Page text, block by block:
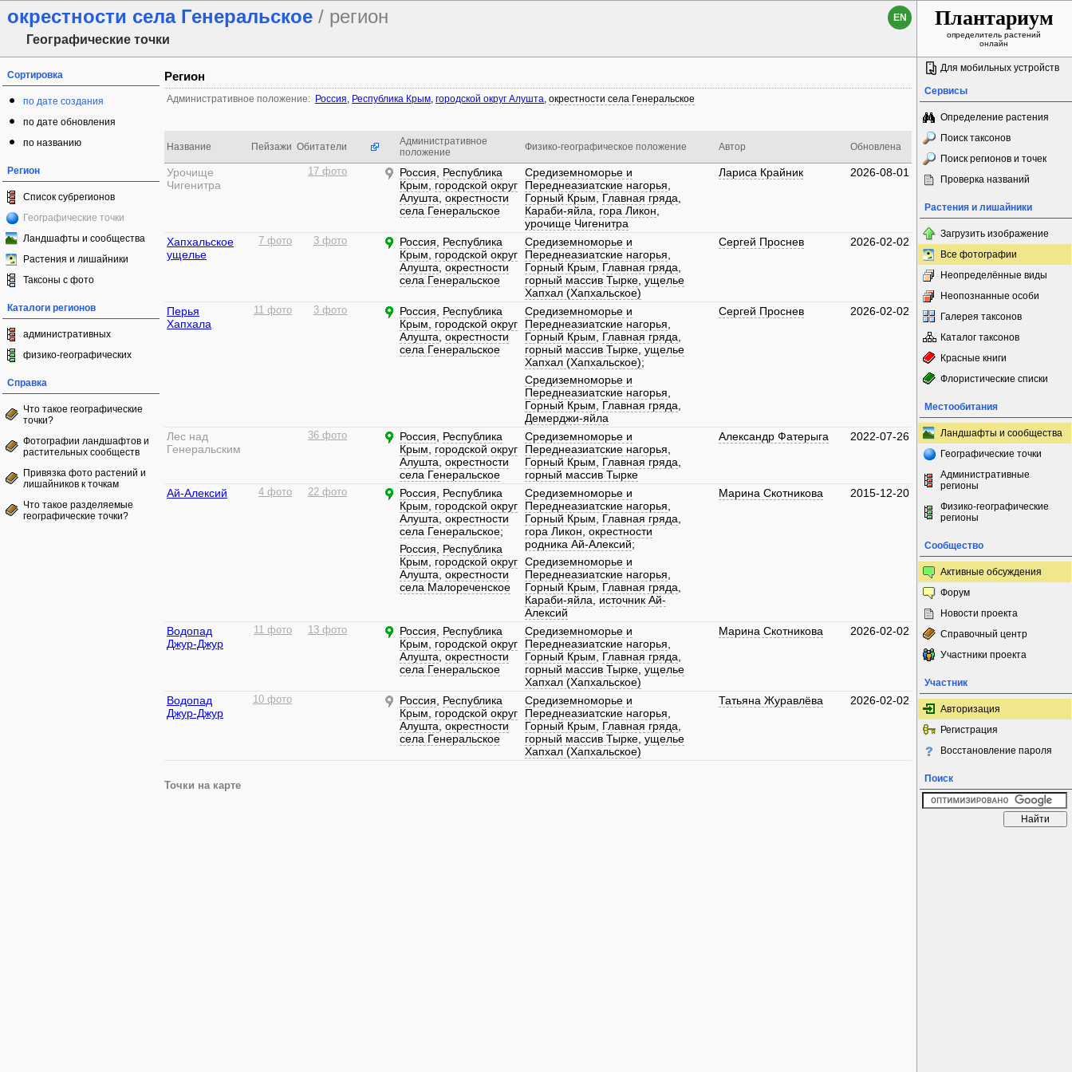
окрестности села Генеральское / регион
Географические точки
EN Плантариум
определитель растений
онлайн
Сортировка
по дате создания
по дате обновления
по названию
Регион
Список субрегионов
Географические точки
Ландшафты и сообщества
Растения и лишайники
Таксоны с фото
Каталоги регионов
административных
физико-географических
Справка
Что такое географические
точки?
Фотографии ландшафтов и
растительных сообществ
Привязка фото растений и
лишайников к точкам
Что такое разделяемые
географические точки?
Регион
Административное положение: Россия, Республика Крым, городской округ Алушта, окрестности села Генеральское
Название Пейзажи Обитатели
Административное
положение
Физико-географическое положение Автор Обновлена
Урочище
Чигенитра
17 фото Россия
Республика
Крым
городской округ
Алушта окрестности
села Генеральское
Средиземноморье и
Переднеазиатские нагорья
Горный Крым
Главная гряда
Караби-яйла
гора Ликон
урочище Чигенитра
Лариса Крайник 2026-08-01
Хапхальское
ущелье
7 фото 3 фото Россия
Республика
Крым
городской округ
Алушта окрестности
села Генеральское
Средиземноморье и
Переднеазиатские нагорья
Горный Крым
Главная гряда
горный массив Тырке ущелье
Хапхал (Хапхальское)
Сергей Проснев 2026-02-02
Перья
Хапхала
11 фото 3 фото Россия
Республика
Крым
городской округ
Алушта окрестности
села Генеральское
Средиземноморье и
Переднеазиатские нагорья
Горный Крым
Главная гряда
горный массив Тырке ущелье
Хапхал (Хапхальское);
Средиземноморье и
Переднеазиатские нагорья
Горный Крым
Главная гряда
Демерджи-яйла
Сергей Проснев 2026-02-02
Лес над
Генеральским
36 фото Россия
Республика
Крым
городской округ
Алушта окрестности
села Генеральское
Средиземноморье и
Переднеазиатские нагорья
Горный Крым
Главная гряда
горный массив Тырке
Александр Фатерыга 2022-07-26
Ай-Алексий 4 фото 22 фото Россия
Республика
Крым
городской округ
Алушта окрестности
села Генеральское;
Россия
Республика
Крым
городской округ
Алушта окрестности
села Малореченское
Средиземноморье и
Переднеазиатские нагорья
Горный Крым
Главная гряда
гора Ликон окрестности
родника Ай-Алексий;
Средиземноморье и
Переднеазиатские нагорья
Горный Крым
Главная гряда
Караби-яйла
источник Ай-
Алексий
Марина Скотникова 2015-12-20
Водопад
Джур-Джур
11 фото 13 фото Россия
Республика
Крым
городской округ
Алушта окрестности
села Генеральское
Средиземноморье и
Переднеазиатские нагорья
Горный Крым
Главная гряда
горный массив Тырке ущелье
Хапхал (Хапхальское)
Марина Скотникова 2026-02-02
Водопад
Джур-Джур
10 фото Россия
Республика
Крым
городской округ
Алушта окрестности
села Генеральское
Средиземноморье и
Переднеазиатские нагорья
Горный Крым
Главная гряда
горный массив Тырке ущелье
Хапхал (Хапхальское)
Татьяна Журавлёва 2026-02-02
Точки на карте
Для мобильных устройств
Сервисы
Определение растения
Поиск таксонов
Поиск регионов и точек
Проверка названий
Растения и лишайники
Загрузить изображение
Все фотографии
Неопределённые виды
Неопознанные особи
Галерея таксонов
Каталог таксонов
Красные книги
Флористические списки
Местообитания
Ландшафты и сообщества
Географические точки
Административные
регионы
Физико-географические
регионы
Сообщество
Активные обсуждения
Форум
Новости проекта
Справочный центр
Участники проекта
Участник
Авторизация
Регистрация
Восстановление пароля
Поиск